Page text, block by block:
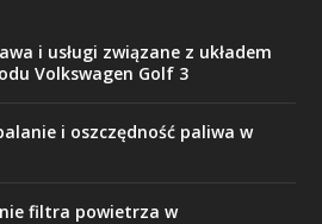
i usługi związane z układem
Volkswagen Golf 3
i oszczędność paliwa w
filtra powietrza w